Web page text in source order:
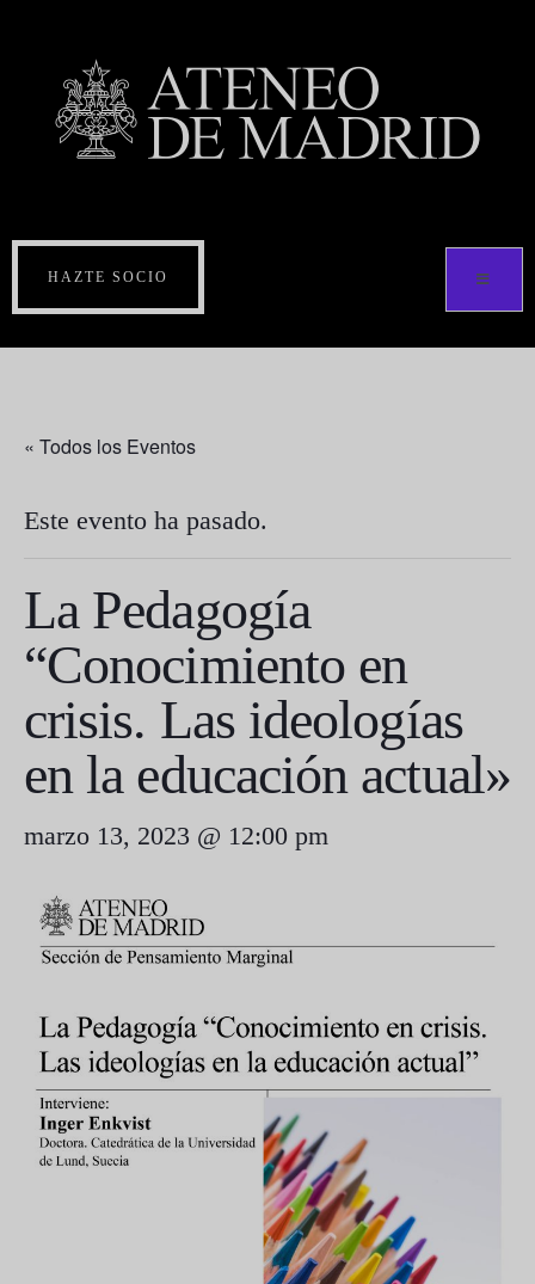
HAZTE SOCIO
« Todos los Eventos
Este evento ha pasado.
La Pedagogía
“Conocimiento en
crisis. Las ideologías
en la educación actual»
marzo 13, 2023 @ 12:00 pm